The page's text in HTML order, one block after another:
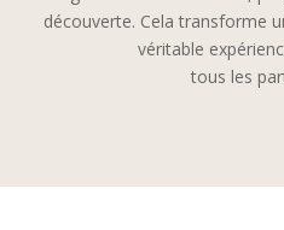
découverte. Cela transforme
véritable
tous les